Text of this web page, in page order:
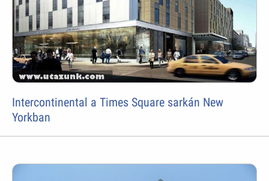
Intercontinental a Times Square sarkán New
Yorkban